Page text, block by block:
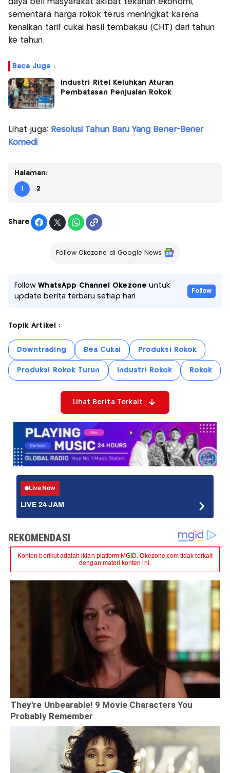
daya beli masyarakat akibat tekanan ekonomi,
sementara harga rokok terus meningkat karena
kenaikan tarif cukai hasil tembakau (CHT) dari tahun
ke tahun.​
Baca Juga :
Industri Ritel Keluhkan Aturan
Pembatasan Penjualan Rokok
Lihat juga: Resolusi Tahun Baru Yang Bener-Bener
Komedi
Halaman:
1 2
Share
Follow Okezone di Google News
FollowWhatsApp Channel Okezone untuk
update berita terbaru setiap hari
Follow
Topik Artikel :
Downtrading Bea Cukai Produksi Rokok
Produksi Rokok Turun Industri Rokok Rokok
Lihat Berita Terkait
Live Now
LIVE 24 JAM